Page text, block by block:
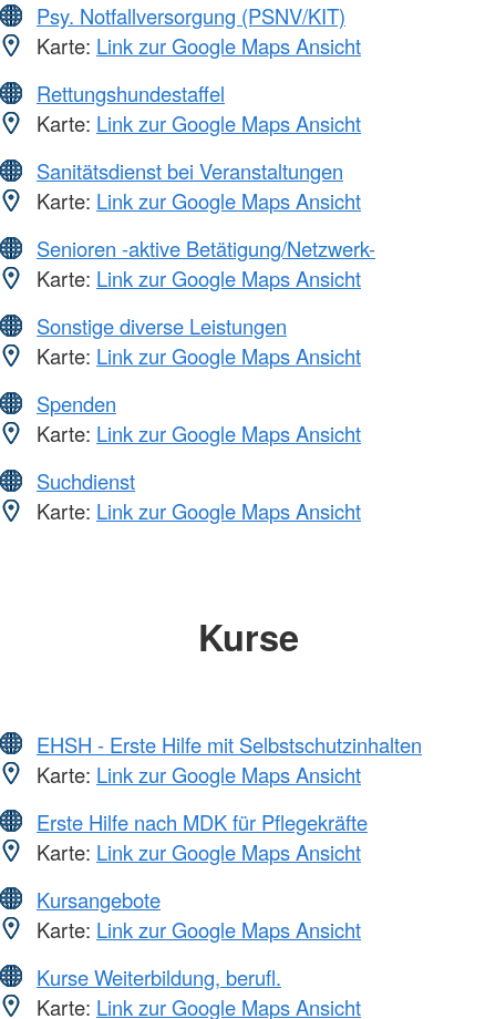
Psy. Notfallversorgung (PSNV/KIT)
Karte: Link zur Google Maps Ansicht
Rettungshundestaffel
Karte: Link zur Google Maps Ansicht
Sanitätsdienst bei Veranstaltungen
Karte: Link zur Google Maps Ansicht
Senioren -aktive Betätigung/Netzwerk-
Karte: Link zur Google Maps Ansicht
Sonstige diverse Leistungen
Karte: Link zur Google Maps Ansicht
Spenden
Karte: Link zur Google Maps Ansicht
Suchdienst
Karte: Link zur Google Maps Ansicht
Kurse
EHSH - Erste Hilfe mit Selbstschutzinhalten
Karte: Link zur Google Maps Ansicht
Erste Hilfe nach MDK für Pflegekräfte
Karte: Link zur Google Maps Ansicht
Kursangebote
Karte: Link zur Google Maps Ansicht
Kurse Weiterbildung, berufl.
Karte: Link zur Google Maps Ansicht